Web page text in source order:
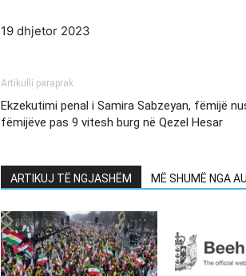
19 dhjetor 2023
Artikulli paraprak
Ekzekutimi penal i Samira Sabzeyan, fëmijë
fëmijëve pas 9 vitesh burg në Qezel Hesar
ARTIKUJ TË NGJASHËM MË SHUMË NGA